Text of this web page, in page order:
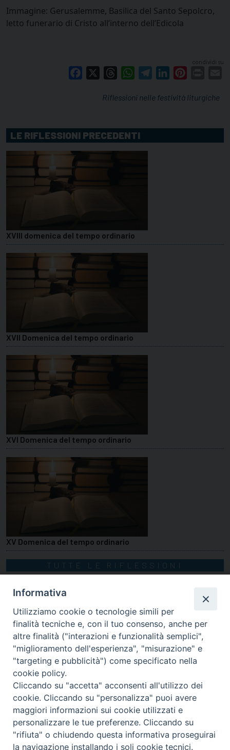
Immagine: Gerusalemme, Basilica del Santo Sepolcro,
letto funerario di Cristo all’interno dell’Edicola
condividi su
Facebook ThreadsWhatsAppTelegramLinkedIn
Riflessioni nelle festività liturgiche
LE RIFLESSIONI PRECEDENTI
XVIII domenica del tempo ordinario
XVII Domenica del tempo ordinario
XVI Domenica del tempo ordinario
XV Domenica del tempo ordinario
TUTTE LE RIFLESSIONI
via Amedeo Rossi, 28 - 12100 Cuneo
segreteriagenerale@diocesicuneofossano.it
c.f. 96017380047
Informativa
Utilizziamo cookie o tecnologie simili per
finalità tecniche e, con il tuo consenso, anche per
altre finalità ("interazioni e funzionalità semplici",
"miglioramento dell'esperienza", "misurazione" e
"targeting e pubblicità") come specificato nella
cookie policy.
Cliccando su "accetta" acconsenti all'utilizzo dei
cookie. Cliccando su "personalizza" puoi avere
maggiori informazioni sui cookie utilizzati e
personalizzare le tue preferenze. Cliccando su
"rifiuta" o chiudendo questa informativa proseguirai
la navigazione installando i soli cookie tecnici.